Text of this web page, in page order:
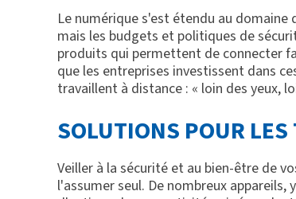
Le numérique s'est étendu au
mais les budgets et politiques de
produits qui permettent de connecter
que les entreprises investissent dans
travaillent à distance : « loin des yeux,
SOLUTIONS POUR
Veiller à la sécurité et au bien-être de
l'assumer seul. De nombreux